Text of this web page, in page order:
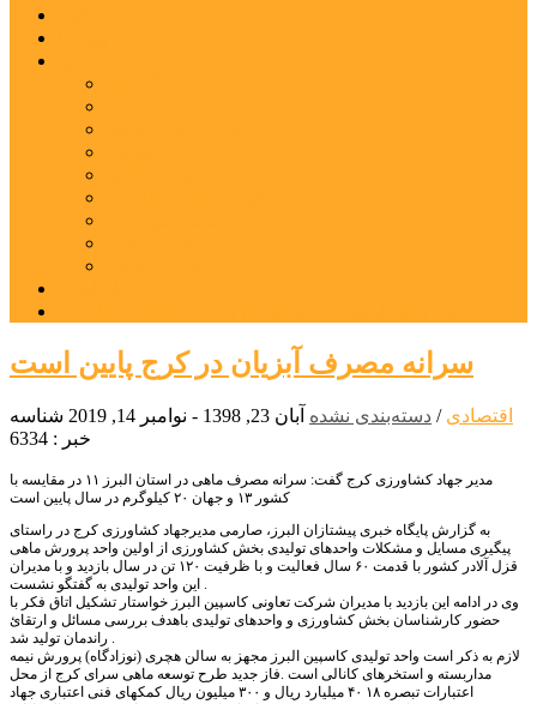
سرانه مصرف آبزیان در کرج پایین است
اقتصادی / دسته‌بندی نشده آبان 23, 1398 - نوامبر 14, 2019
شناسه
خبر : 6334
مدیر جهاد کشاورزی کرج گفت: سرانه مصرف ماهی در استان البرز ۱۱ در مقایسه با
کشور ۱۳ و جهان ۲۰ کیلوگرم در سال پایین است
به گزارش پایگاه خبری پیشتازان البرز، صارمی مدیرجهاد کشاورزی کرج در راستای
پیگیری مسایل و مشکلات واحدهای تولیدی بخش کشاورزی از اولین واحد پرورش ماهی
قزل آلادر کشور با قدمت ۶۰ سال فعالیت و با ظرفیت ۱۲۰ تن در سال بازدید و با مدیران
این واحد تولیدی به گفتگو نشست .
وی در ادامه این بازدید با مدیران شرکت تعاونی کاسپین البرز خواستار تشکیل اتاق فکر با
حضور کارشناسان بخش کشاورزی و واحدهای تولیدی باهدف بررسی مسائل و ارتقائ
راندمان تولید شد .
لازم به ذکر است واحد تولیدی کاسپین البرز مجهز به سالن هچری (نوزادگاه) پرورش نیمه
مداربسته و استخرهای کانالی است .فاز جدید طرح توسعه ماهی سرای کرج از محل
اعتبارات تبصره ۱۸ ۴۰ میلیارد ریال و ۳۰۰ میلیون ریال کمکهای فنی اعتباری جهاد